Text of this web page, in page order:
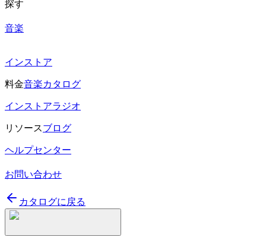
探す
音楽
インストア
料金音楽カタログ
インストアラジオ
リソースブログ
ヘルプセンター
お問い合わせ
カタログに戻る